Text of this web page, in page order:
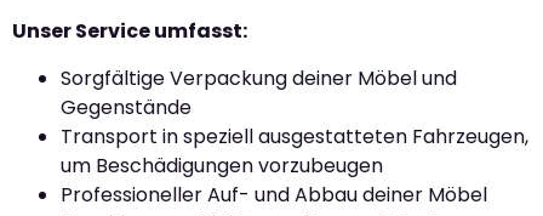
Unser Service umfasst:
Sorgfältige Verpackung deiner Möbel und
Gegenstände
Transport in speziell ausgestatteten Fahrzeugen,
um Beschädigungen vorzubeugen
Professioneller Auf- und Abbau deiner Möbel